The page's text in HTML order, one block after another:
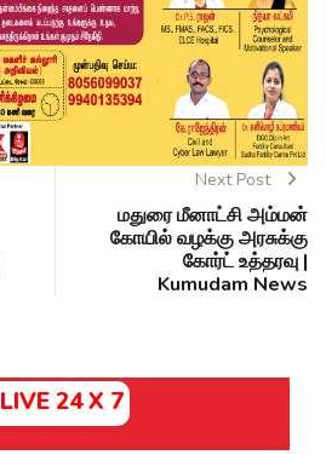
Next Post
மதுரை மீனாட்சி அம்மன்
கோயில் வழக்கு அரசுக்கு
கோர்ட் உத்தரவு |
Kumudam News
LIVE 24 X 7